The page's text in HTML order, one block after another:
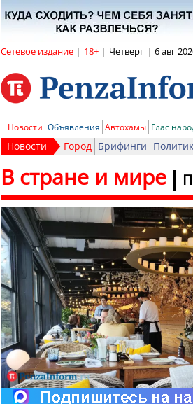
Сетевое издание | 18+ | Четверг | 6 авг
Новости Объявления Автохамы Глас
Новости Город Брифинги
В стране и мире